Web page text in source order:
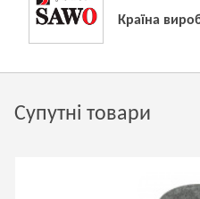
Країна
Супутні товари